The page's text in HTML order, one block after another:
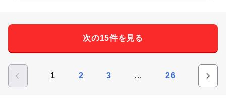
次の15件を見る
1 2 3 … 26